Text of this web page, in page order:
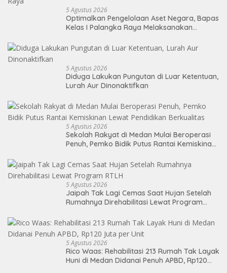
5 Agustus 2026
Optimalkan Pengelolaan Aset Negara, Bapas
Kelas I Palangka Raya Melaksanakan
5 Agustus 2026
Diduga Lakukan Pungutan di Luar Ketentuan,
Lurah Aur Dinonaktifkan
5 Agustus 2026
Sekolah Rakyat di Medan Mulai Beroperasi
Penuh, Pemko Bidik Putus Rantai Kemiskinan
5 Agustus 2026
Jaipah Tak Lagi Cemas Saat Hujan Setelah
Rumahnya Direhabilitasi Lewat Program
5 Agustus 2026
Rico Waas: Rehabilitasi 213 Rumah Tak Layak
Huni di Medan Didanai Penuh APBD, Rp120